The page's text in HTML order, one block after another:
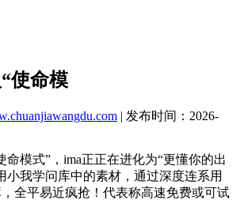
使命模
| 发布时间：2026-
模式”，ima正正在进化为“更懂你的出
小我学问库中的素材，通过深度连系用
全平易近疯抢！代表称高速免费或可试